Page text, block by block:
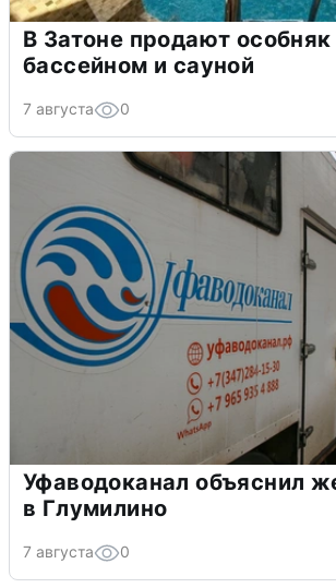
В Затоне продают особняк
бассейном и сауной
7 августа 0
Уфаводоканал объяснил
в Глумилино
7 августа 0